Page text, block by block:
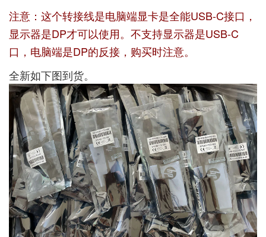
注意：这个转接线是电脑端显卡是全能USB-C接口，
显示器是DP才可以使用。不支持显示器是USB-C
口，电脑端是DP的反接，购买时注意。
全新如下图到货。